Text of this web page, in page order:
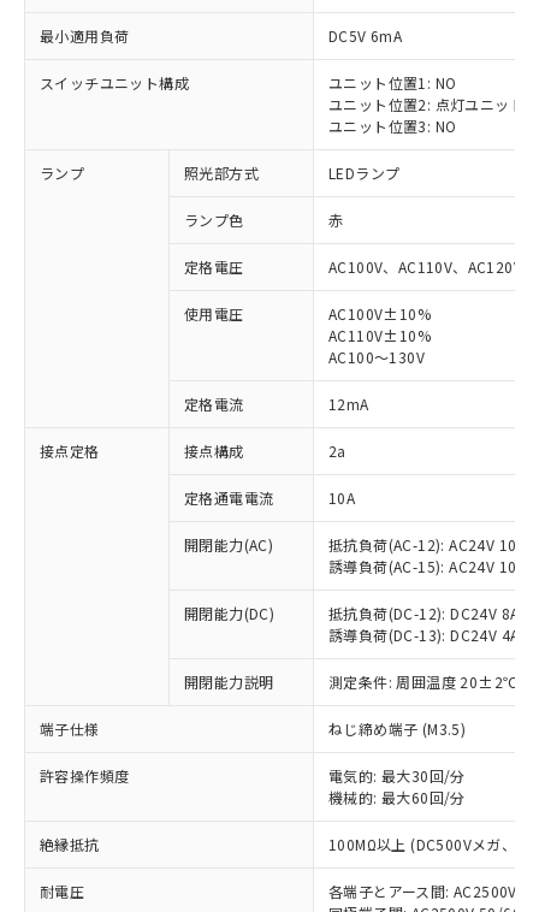
最小適用負荷 DC5V 6mA
スイッチユニット構成
ユニット位置1: NO
ユニット位置2: 点灯ユニット
ユニット位置3: NO
ランプ 照光部方式 LEDランプ
ランプ色 赤
定格電圧 AC100V、AC110V、AC120V
使用電圧
AC100V±10%
AC110V±10%
AC100～130V
定格電流 12mA
接点定格 接点構成 2a
定格通電電流 10A
開閉能力(AC)
抵抗負荷(AC-12): AC24V 10A/
誘導負荷(AC-15): AC24V
開閉能力(DC)
抵抗負荷(DC-12): DC24V 8A/
誘導負荷(DC-13): DC24V 4A/
開閉能力説明 測定条件: 周囲温度 20±2℃、
端子仕様 ねじ締め端子 (M3.5)
許容操作頻度
電気的: 最大30回/分
機械的: 最大60回/分
絶縁抵抗 100MΩ以上 (DC500Vメガ、点
耐電圧
各端子とアース間: AC2500V
ご利用条件
以下の条件をお読みいただき、同意のうえ
本サービスは、当社制御機器事業取扱
商品の当社在庫状況および標準価格
(税抜)を提供させていただくもので
当社制御機器事業取扱商品の中には、
本サービスの対象外となる商品もある
ことをご了承ください。
在庫状況および標準価格照会結果は、
記載している更新日時点での社内デー
タに基づき作成されるものであり、閲
準価格とは異なる場合があることをご
対応済み：EU RoHS指令（10物質）の
非含有に対応した製品が提供可能な商品で
対応予定：EU RoHS指令（10物質）の非含
有に対応した製品に切り替える予定のある
対応予定なし：EU RoHS指令（10物質）の
非含有に非対応の商品で、対応品を出す予
調査・確認中：EU RoHS指令（10物質）の
非含有の対応状況を調査中または確認中の
非該当品：ライセンス料など無形物で、有
害物質有無と関係のない商品です。
仕入先様の事情により、非含有部品として
いたものが、含有品と判明した場合などや
むを得ず変更することがあります。
*EU RoHS指令（10物質）：
鉛(Pb) 1000ppm以下、 水銀(Hg) 1000ppm以下、 カド
六価クロム(Cr(Ⅵ)) 1000ppm以下、ポリ臭化ビフェニル
「○」：最大均質材料含有率が中国RoHSの
基準値以下であることを示します。
「×」：最大均質材料含有率が中国RoHSの
基準値を超えていることを示します。
「－」：未確認です。当社販売部門へお問
当社は、これら貴社製品のうち、外国
為替および外国貿易法に定める商品
（以下｢規制貨物等」という）を輸出
または国外への提供する場合は、日本
国政府の輸出許可(または役務取引許
可)を取得するなどの必要な手続きを